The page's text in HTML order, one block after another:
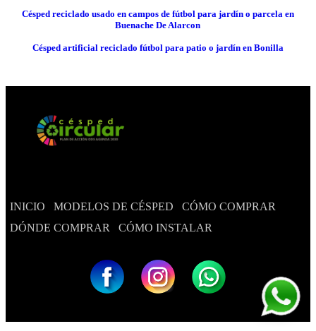
Césped reciclado usado en campos de fútbol para jardín o parcela en
Buenache De Alarcon
Césped artificial reciclado fútbol para patio o jardín en Bonilla
INICIO MODELOS DE CÉSPED
CÓMO COMPRAR
DÓNDE COMPRAR
CÓMO INSTALAR